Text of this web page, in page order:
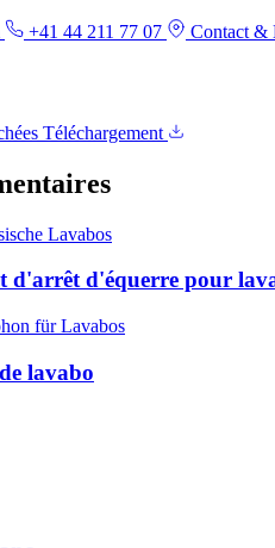
+41 44 211 77 07 Contact &
Téléchargement
d'arrêt d'équerre pour
lavabo